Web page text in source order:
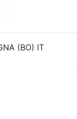
(BO) IT